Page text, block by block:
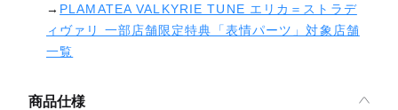
→ PLAMATEA VALKYRIE TUNE エリカ＝ストラデ
ィヴァリ 一部店舗限定特典「表情パーツ」対象店舗
一覧
商品仕様